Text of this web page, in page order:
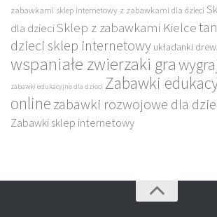
zabawkami sklep internetowy z zabawkami dla dzieci
dla dzieciSklep z zabawkami Kielce
dzieci sklep internetowy układanki
wspaniałe zwierzaki gra
zabawki edukacyjne dla dzieci Zabawki
onlinezabawki rozwojowe dla
Zabawki sklep internetowy